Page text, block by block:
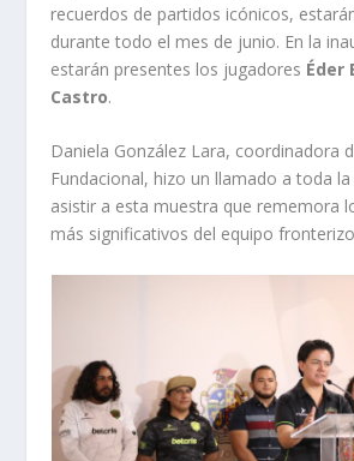
recuerdos de partidos icónicos,
durante todo el mes de junio. En la
estarán presentes los jugadores Éder
Castro.
Daniela González Lara, coordinadora
Fundacional, hizo un llamado a toda
asistir a esta muestra que rememora
más significativos del equipo